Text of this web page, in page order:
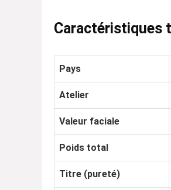
Caractéristiques
Pays
Atelier
Valeur faciale
Poids total
Titre (pureté)